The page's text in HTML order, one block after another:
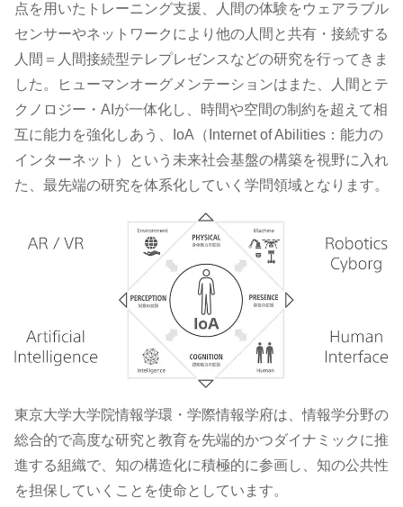
点を用いたトレーニング支援、人間の体験をウェアラブル
センサーやネットワークにより他の人間と共有・接続する
人間＝人間接続型テレプレゼンスなどの研究を行ってきま
した。ヒューマンオーグメンテーションはまた、人間とテ
クノロジー・AIが一体化し、時間や空間の制約を超えて相
互に能力を強化しあう、IoA（Internet of Abilities：能力の
インターネット）という未来社会基盤の構築を視野に入れ
た、最先端の研究を体系化していく学問領域となります。
東京大学大学院情報学環・学際情報学府は、情報学分野の
総合的で高度な研究と教育を先端的かつダイナミックに推
進する組織で、知の構造化に積極的に参画し、知の公共性
を担保していくことを使命としています。